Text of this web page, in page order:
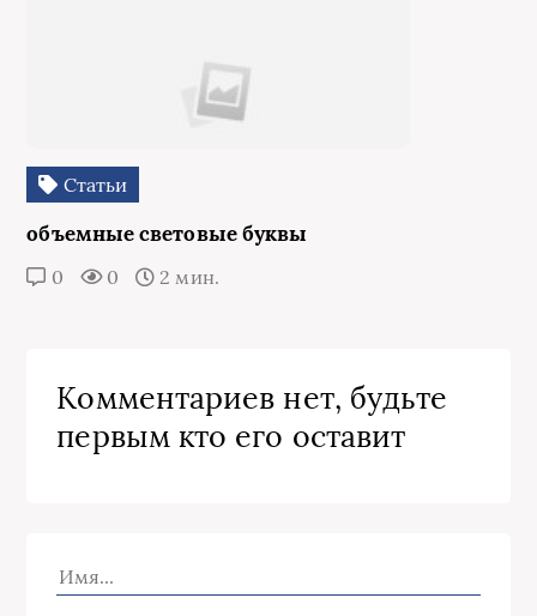
Статьи
объемные световые буквы
0 0 2 мин.
Комментариев нет, будьте
первым кто его оставит